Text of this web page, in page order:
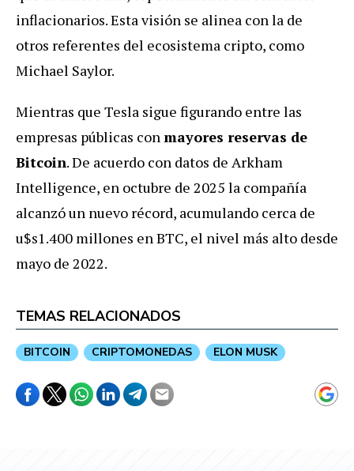
inflacionarios. Esta visión se alinea con la de
otros referentes del ecosistema cripto, como
Michael Saylor.
Mientras que Tesla sigue figurando entre las
empresas públicas conmayores reservas de
Bitcoin. De acuerdo con datos de Arkham
Intelligence, en octubre de 2025 la compañía
alcanzó un nuevo récord, acumulando cerca de
u$s1.400 millones en BTC, el nivel más alto desde
mayo de 2022.
TEMAS RELACIONADOS
BITCOIN CRIPTOMONEDAS ELON MUSK